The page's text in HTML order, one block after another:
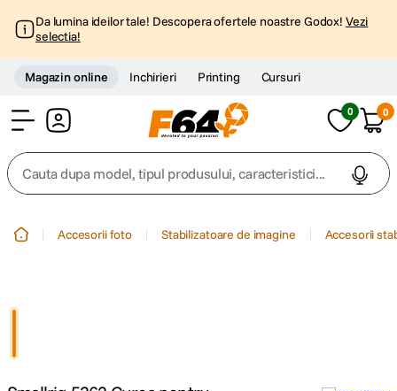
Da lumina ideilor tale! Descopera ofertele noastre Godox! Vezi
selectia!
Magazin online Inchirieri Printing Cursuri
0 0
Cauta dupa model, tipul produsului, caracteristici...
Accesorii foto Stabilizatoare de imagine Accesorii